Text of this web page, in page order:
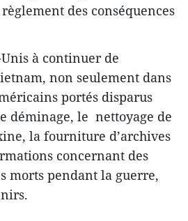
des conséquences
à continuer de
non seulement dans
portés disparus
déminage, le nettoyage de
la fourniture d’archives
concernant des
morts pendant la guerre,